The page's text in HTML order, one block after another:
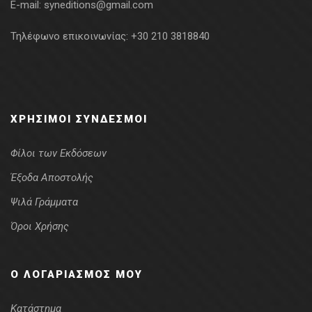
E-mail: syneditions@gmail.com
Τηλέφωνο επικοινωνίας: +30 210 3818840
ΧΡΉΣΙΜΟΙ ΣΎΝΔΕΣΜΟΙ
Φίλοι των Εκδόσεων
Έξοδα Αποστολής
Ψιλά Γράμματα
Όροι Χρήσης
Ο ΛΟΓΑΡΙΑΣΜΌΣ ΜΟΥ
Κατάστημα